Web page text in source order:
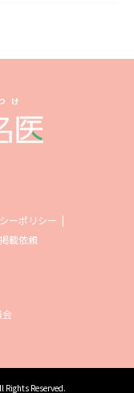
ーポリシー
載依頼
会
Rights Reserved.